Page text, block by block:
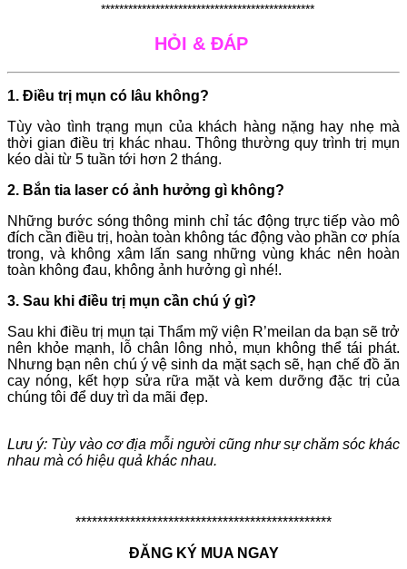
***********************************************
HỎI & ĐÁP
1. Điều trị mụn có lâu không?
Tùy vào tình trạng mụn của khách hàng nặng hay nhẹ mà
thời gian điều trị khác nhau. Thông thường quy trình trị mụn
kéo dài từ 5 tuần tới hơn 2 tháng.
2. Bắn tia laser có ảnh hưởng gì không?
Những bước sóng thông minh chỉ tác động trực tiếp vào mô
đích cần điều trị, hoàn toàn không tác động vào phần cơ phía
trong, và không xâm lấn sang những vùng khác nên hoàn
toàn không đau, không ảnh hưởng gì nhé!.
3. Sau khi điều trị mụn cần chú ý gì?
Sau khi điều trị mụn tại Thẩm mỹ viện R’meilan da bạn sẽ trở
nên khỏe mạnh, lỗ chân lông nhỏ, mụn không thể tái phát.
Nhưng bạn nên chú ý vệ sinh da mặt sạch sẽ, hạn chế đồ ăn
cay nóng, kết hợp sửa rữa mặt và kem dưỡng đặc trị của
chúng tôi để duy trì da mãi đẹp.
Lưu ý: Tùy vào cơ địa mỗi người cũng như sự chăm sóc khác
nhau mà có hiệu quả khác nhau.
***********************************************
ĐĂNG KÝ MUA NGAY